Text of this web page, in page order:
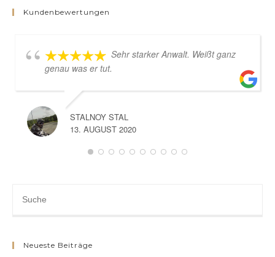
Kundenbewertungen
Sehr starker Anwalt. Weißt ganz
genau was er tut.
STALNOY STAL
13. AUGUST 2020
Neueste Beiträge